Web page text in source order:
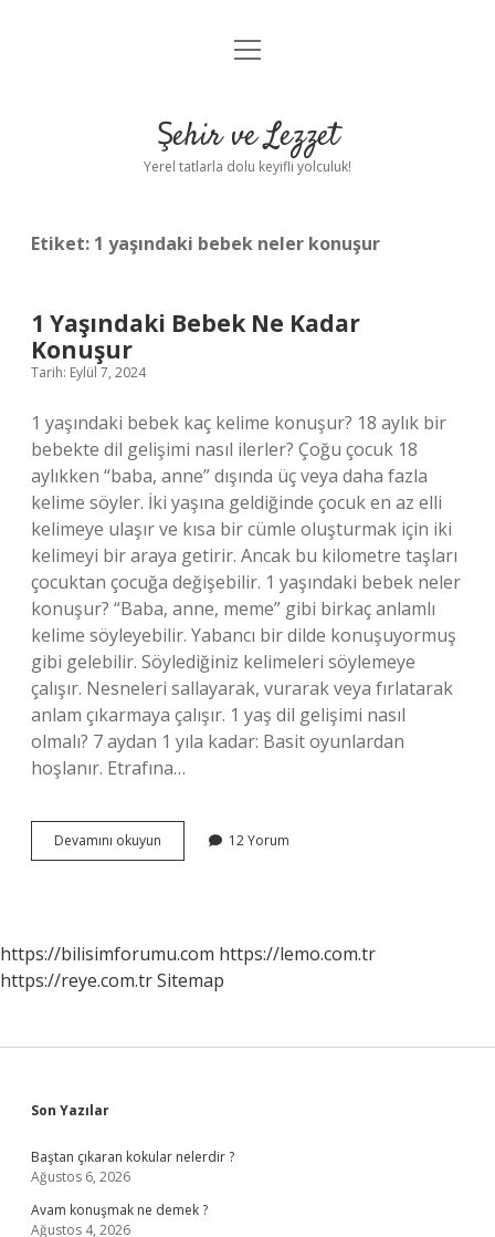
Anasayfa
Yasal Uyarı
menüyü
Şehir ve Lezzet
Yerel tatlarla dolu keyifli yolculuk!
Etiket: 1 yaşındaki bebek neler konuşur
1 Yaşındaki Bebek Ne Kadar
Konuşur
Tarih: Eylül 7, 2024
1 yaşındaki bebek kaç kelime konuşur? 18 aylık bir
bebekte dil gelişimi nasıl ilerler? Çoğu çocuk 18
aylıkken “baba, anne” dışında üç veya daha fazla
kelime söyler. İki yaşına geldiğinde çocuk en az elli
kelimeye ulaşır ve kısa bir cümle oluşturmak için iki
kelimeyi bir araya getirir. Ancak bu kilometre taşları
çocuktan çocuğa değişebilir. 1 yaşındaki bebek neler
konuşur? “Baba, anne, meme” gibi birkaç anlamlı
kelime söyleyebilir. Yabancı bir dilde konuşuyormuş
gibi gelebilir. Söylediğiniz kelimeleri söylemeye
çalışır. Nesneleri sallayarak, vurarak veya fırlatarak
anlam çıkarmaya çalışır. 1 yaş dil gelişimi nasıl
olmalı? 7 aydan 1 yıla kadar: Basit oyunlardan
hoşlanır. Etrafına…
Devamını okuyun
Yaşındaki
12 Yorum
https://bilisimforumu.com https://lemo.com.tr
https://reye.com.trSitemap
Sidebar
Son Yazılar
Baştan çıkaran kokular nelerdir ?
Ağustos 6, 2026
Avam konuşmak ne demek ?
Ağustos 4, 2026